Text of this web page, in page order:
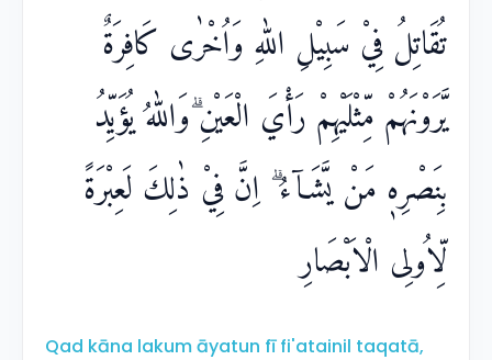
تُقَاتِلُ فِيْ سَبِيْلِ اللّٰهِ وَاُخْرٰى كَافِرَةٌ
يَّرَوْنَهُمْ مِّثْلَيْهِمْ رَأْيَ الْعَيْنِ ۗوَاللّٰهُ يُؤَيِّدُ
بِنَصْرِهٖ مَنْ يَّشَاۤءُ ۗ اِنَّ فِيْ ذٰلِكَ لَعِبْرَةً
لِّاُولِى الْاَبْصَارِ
Qad kāna lakum āyatun fī fi'atainil taqatā,